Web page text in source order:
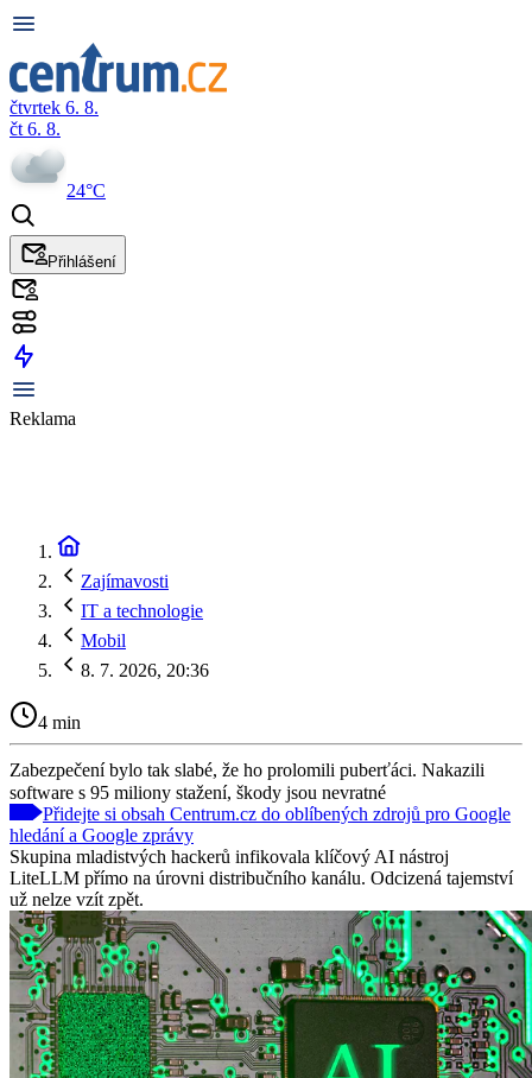
čtvrtek 6. 8.
čt 6. 8.
24°C
Přihlášení
Reklama
Zajímavosti
IT a technologie
Mobil
8. 7. 2026, 20:36
4 min
Zabezpečení bylo tak slabé, že ho prolomili puberťáci. Nakazili
software s 95 miliony stažení, škody jsou nevratné
Přidejte si obsah Centrum.cz do oblíbených zdrojů pro Google
hledání a Google zprávy
Skupina mladistvých hackerů infikovala klíčový AI nástroj
LiteLLM přímo na úrovni distribučního kanálu. Odcizená tajemství
už nelze vzít zpět.